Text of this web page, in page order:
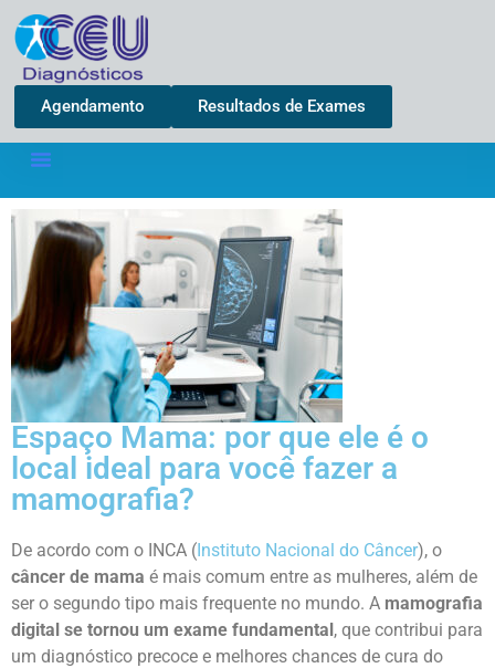
Agendamento Resultados de Exames
Espaço Mama: por que ele é o
local ideal para você fazer a
mamografia?
De acordo com o INCA (Instituto Nacional do Câncer), o
câncer de mama é mais comum entre as mulheres, além de
ser o segundo tipo mais frequente no mundo. A mamografia
digital se tornou um exame fundamental, que contribui para
um diagnóstico precoce e melhores chances de cura do